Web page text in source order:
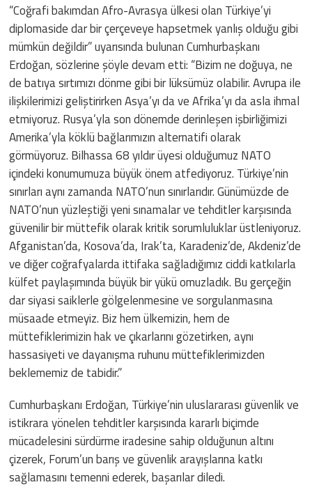
“Coğrafi bakımdan Afro-Avrasya ülkesi olan Türkiye’yi
diplomaside dar bir çerçeveye hapsetmek yanlış olduğu gibi
mümkün değildir” uyarısında bulunan Cumhurbaşkanı
Erdoğan, sözlerine şöyle devam etti: “Bizim ne doğuya, ne
de batıya sırtımızı dönme gibi bir lüksümüz olabilir. Avrupa ile
ilişkilerimizi geliştirirken Asya’yı da ve Afrika’yı da asla ihmal
etmiyoruz. Rusya’yla son dönemde derinleşen işbirliğimizi
Amerika’yla köklü bağlarımızın alternatifi olarak
görmüyoruz. Bilhassa 68 yıldır üyesi olduğumuz NATO
içindeki konumumuza büyük önem atfediyoruz. Türkiye’nin
sınırları aynı zamanda NATO’nun sınırlarıdır. Günümüzde de
NATO’nun yüzleştiği yeni sınamalar ve tehditler karşısında
güvenilir bir müttefik olarak kritik sorumluluklar üstleniyoruz.
Afganistan’da, Kosova’da, Irak’ta, Karadeniz’de, Akdeniz’de
ve diğer coğrafyalarda ittifaka sağladığımız ciddi katkılarla
külfet paylaşımında büyük bir yükü omuzladık. Bu gerçeğin
dar siyasi saiklerle gölgelenmesine ve sorgulanmasına
müsaade etmeyiz. Biz hem ülkemizin, hem de
müttefiklerimizin hak ve çıkarlarını gözetirken, aynı
hassasiyeti ve dayanışma ruhunu müttefiklerimizden
beklememiz de tabidir.”
Cumhurbaşkanı Erdoğan, Türkiye’nin uluslararası güvenlik ve
istikrara yönelen tehditler karşısında kararlı biçimde
mücadelesini sürdürme iradesine sahip olduğunun altını
çizerek, Forum’un barış ve güvenlik arayışlarına katkı
sağlamasını temenni ederek, başarılar diledi.